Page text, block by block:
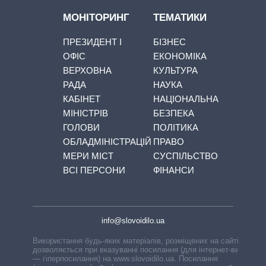
МОНІТОРИНГ
ПРЕЗИДЕНТ І
ОФІС
ВЕРХОВНА
РАДА
КАБІНЕТ
МІНІСТРІВ
ГОЛОВИ
ОБЛАДМІНІСТРАЦІЙ
МЕРИ МІСТ
ВСІ ПЕРСОНИ
ТЕМАТИКИ
БІЗНЕС
ЕКОНОМІКА
КУЛЬТУРА
НАУКА
НАЦІОНАЛЬНА
БЕЗПЕКА
ПОЛІТИКА
ПРАВО
СУСПІЛЬСТВО
ФІНАНСИ
info@slovoidilo.ua
Використання будь-яких матеріалів, розміщених на сайті,
дозволяється при вказуванні посилання (для інтернет-видань
— гіперпосилання) на www.slovoidilo.ua. Посилання